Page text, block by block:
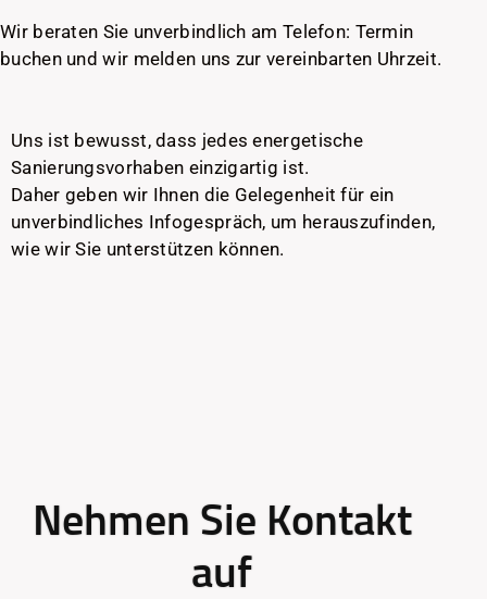
Wir beraten Sie unverbindlich am Telefon: Termin
buchen und wir melden uns zur vereinbarten Uhrzeit.
Uns ist bewusst, dass jedes energetische
Sanierungsvorhaben einzigartig ist.
Daher geben wir Ihnen die Gelegenheit für ein
unverbindliches Infogespräch, um herauszufinden,
wie wir Sie unterstützen können.
Nehmen Sie Kontakt
auf